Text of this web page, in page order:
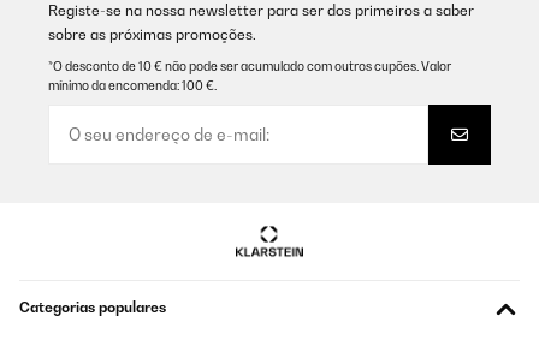
Registe-se na nossa newsletter para ser dos primeiros a saber
sobre as próximas promoções.
*O desconto de 10 € não pode ser acumulado com outros cupões. Valor
mínimo da encomenda: 100 €.
Categorias populares